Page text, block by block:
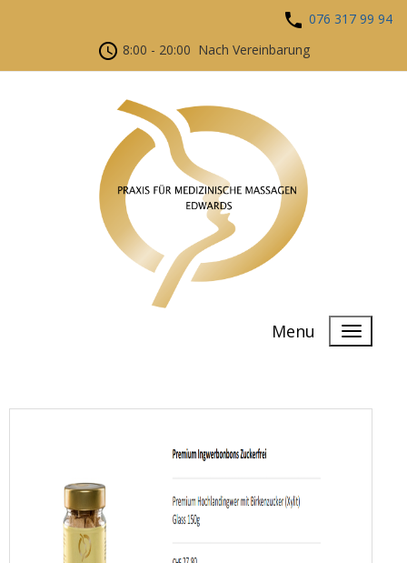
076 317 99 94
8:00 - 20:00 Nach Vereinbarung
Menu